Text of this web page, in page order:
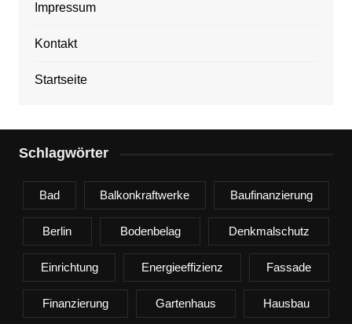
Impressum
Kontakt
Startseite
Schlagwörter
Bad Balkonkraftwerke Baufinanzierung
Berlin Bodenbelag Denkmalschutz
Einrichtung Energieeffizienz Fassade
Finanzierung Gartenhaus Hausbau